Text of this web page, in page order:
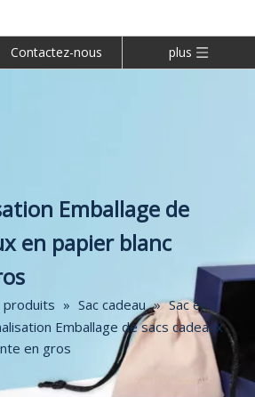
Contactez-nous plus
Emballage de
en papier blanc
produits » Sac cadeau » Sac en
Emballage de sacs cadeaux
en gros